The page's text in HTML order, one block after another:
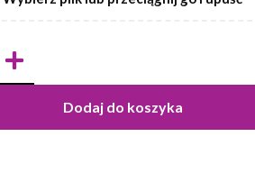
Dodaj do koszyka